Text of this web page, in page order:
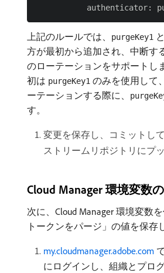
上記のルールでは、 purgeKey1 と
方が最初から追加され、中断す
のローテーションをサポートし
初は purgeKey1 のみを使用して
ーテーションする際に、
す。
変更を保存し、コミットし
ストリームリポジトリにプ
Cloud Manager 環境変数
次に、Cloud Manager 環境変数
トークンをパージ」の値を保存
my.cloudmanager.adobe.com
にログインし、組織とプロ